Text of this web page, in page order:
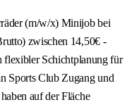
(m/w/x) Minijob bei
zwischen 14,50€ -
flexibler Schichtplanung für
Sports Club Zugang und
auf der Fläche